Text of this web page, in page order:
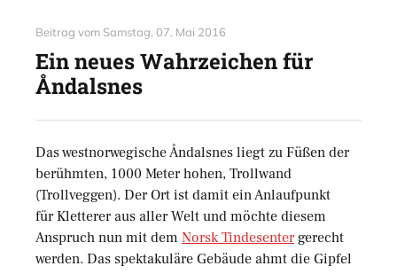
Beitrag vom Samstag, 07. Mai 2016
Ein neues Wahrzeichen für
Åndalsnes
Das westnorwegische Åndalsnes liegt zu Füßen der
berühmten, 1000 Meter hohen, Trollwand
(Trollveggen). Der Ort ist damit ein Anlaufpunkt
für Kletterer aus aller Welt und möchte diesem
Anspruch nun mit dem Norsk Tindesenter gerecht
werden. Das spektakuläre Gebäude ahmt die Gipfel